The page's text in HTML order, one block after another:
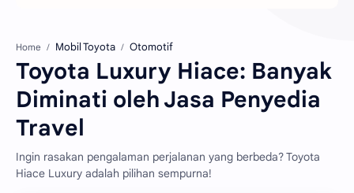
Home Mobil Toyota Otomotif
Toyota Luxury Hiace: Banyak
Diminati oleh Jasa Penyedia
Travel
Ingin rasakan pengalaman perjalanan yang berbeda? Toyota
Hiace Luxury adalah pilihan sempurna!